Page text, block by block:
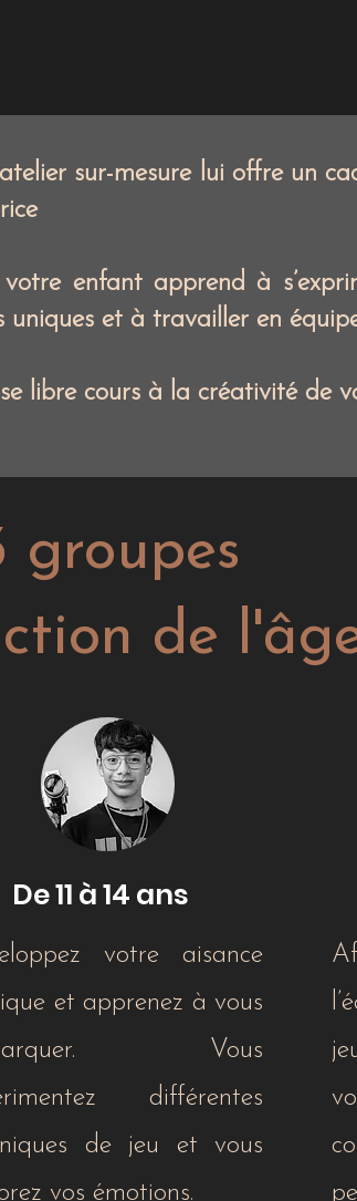
sur-mesure lui offre un
votre enfant apprend à
uniques et à travailler en
libre cours à la créativité de
groupes
de
De 11 à 14 ans
votre aisance
et apprenez à vous
Vous
différentes
de jeu et vous
vos émotions.